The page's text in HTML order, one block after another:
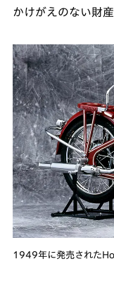
かけがえのない財産
1949年に発売された